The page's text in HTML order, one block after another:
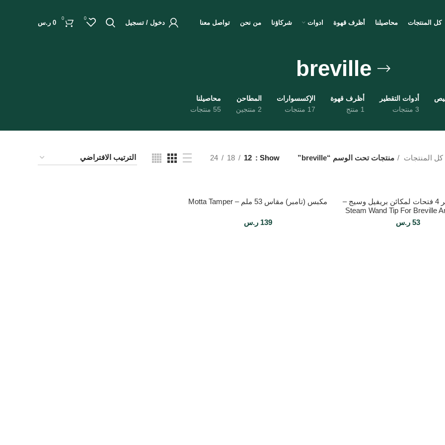
كل المنتجات محاصيلنا أظرف قهوة ادوات شركاؤنا من نحن تواصل معنا دخول / تسجيل
0
0
0 ر.س
breville
أدوات التقطير
3 منتجات
أظرف قهوة
1 منتج
الإكسسوارات
17 منتجات
المطاحن
2 منتجين
محاصيلنا
55 منتجات
كل المنتجات منتجات تحت الوسم “breville” Show
12
18
24
رأس تبخير 4 فتحات لمكائن بريفيل وسيج –
Steam Wand Tip For Breville
Machines Head 4 Holes
53 ر.س
مكبس (تامبر) مقاس 53 ملم – Motta Tamper
139 ر.س